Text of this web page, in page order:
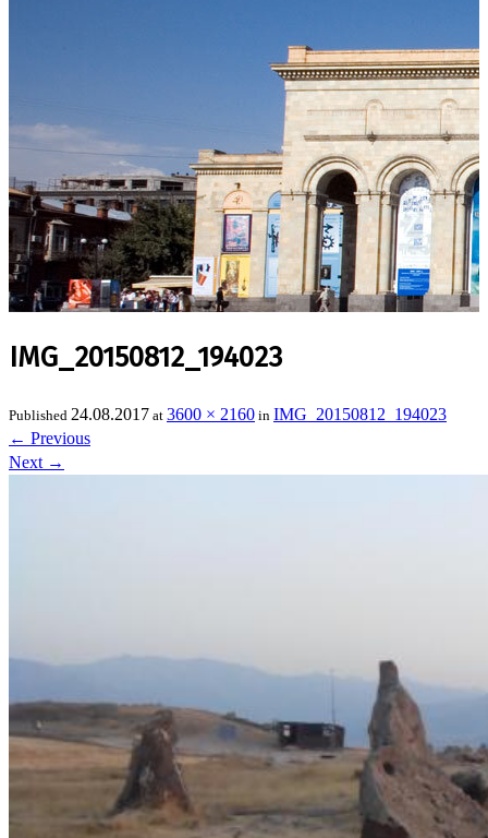
IMG_20150812_194023
Published 24.08.2017 at 3600 × 2160 in IMG_20150812_194023
← Previous
Next →